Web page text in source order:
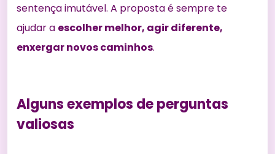
sentença imutável. A proposta é sempre te
ajudar a escolher melhor, agir diferente,
enxergar novos caminhos.
Alguns exemplos de perguntas
valiosas